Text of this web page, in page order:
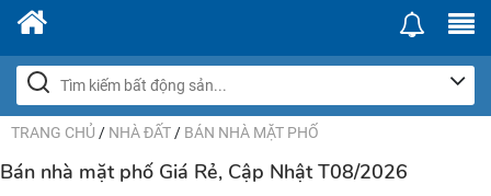
TRANG CHỦ / NHÀ ĐẤT / BÁN NHÀ MẶT PHỐ
Bán nhà mặt phố Giá Rẻ, Cập Nhật T08/2026